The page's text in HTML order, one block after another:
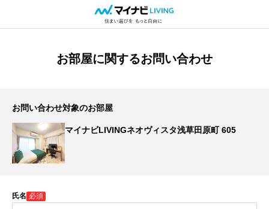
お部屋に関するお問い合わせ
お問い合わせ対象のお部屋
マイナビLIVINGネオヴィスタ浅草田原町 605
氏名 必須